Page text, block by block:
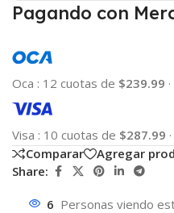
Pagando con
Oca : 12 cuotas de $239.99 ·
Visa : 10 cuotas de $287.99 ·
Comparar
Agregar
Share:
6 Personas viendo